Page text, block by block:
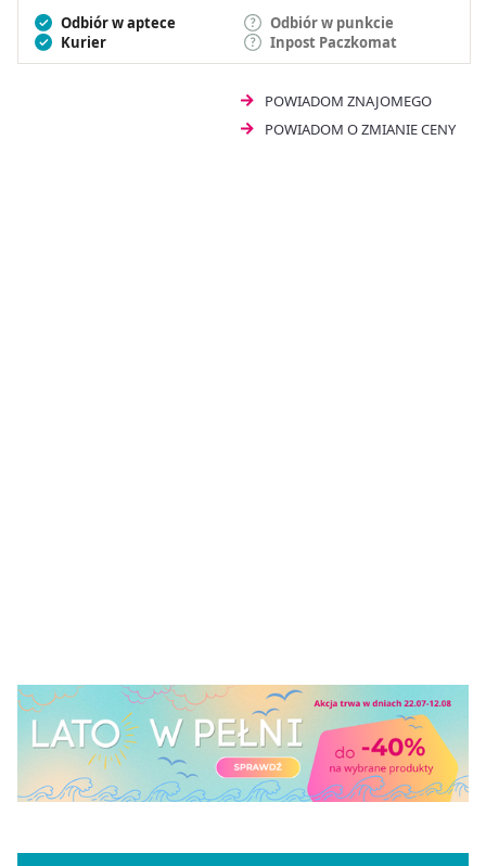
Odbiór w aptece
Odbiór w punkcie
Kurier
Inpost Paczkomat
POWIADOM ZNAJOMEGO
POWIADOM O ZMIANIE CENY